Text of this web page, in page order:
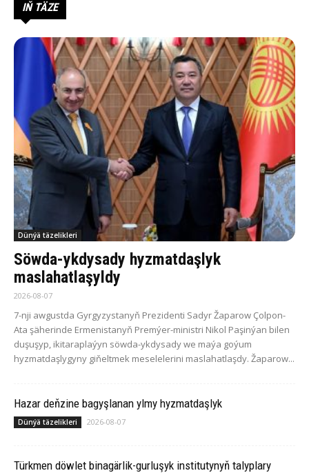
IŇ TÄZE
Dünýä täzelikleri
Söwda-ykdysady hyzmatdaşlyk
maslahatlaşyldy
2026-08-07
7-nji awgustda Gyrgyzystanyň Prezidenti Sadyr Žaparow Çolpon-
Ata şäherinde Ermenistanyň Premýer-ministri Nikol Paşinýan bilen
duşuşyp, ikitaraplaýyn söwda-ykdysady we maýa goýum
hyzmatdaşlygyny giňeltmek meselelerini maslahatlaşdy. Žaparow...
Hazar deňzine bagyşlanan ylmy hyzmatdaşlyk
Dünýä täzelikleri 2026-08-07
Türkmen döwlet binagärlik-gurluşyk institutynyň talyplary